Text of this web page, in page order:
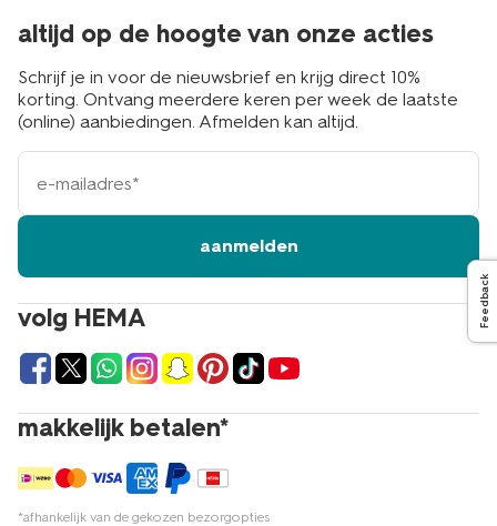
volg HEMA
makkelijk betalen*
*afhankelijk van de gekozen bezorgopties
altijd op de hoogte van onze acties
Schrijf je in voor de nieuwsbrief en krijg direct 10%
korting. Ontvang meerdere keren per week de laatste
(online) aanbiedingen. Afmelden kan altijd.
e-
mailadres
aanmelden
Feedback